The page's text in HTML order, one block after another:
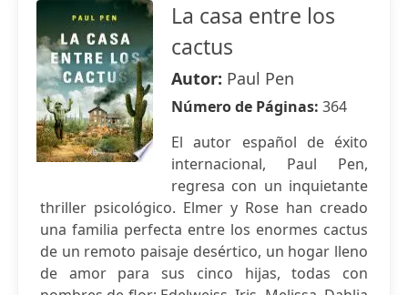
La casa entre los
cactus
Autor: Paul Pen
Número de Páginas: 364
El autor español de éxito
internacional, Paul Pen,
regresa con un inquietante
thriller psicológico. Elmer y Rose han creado
una familia perfecta entre los enormes cactus
de un remoto paisaje desértico, un hogar lleno
de amor para sus cinco hijas, todas con